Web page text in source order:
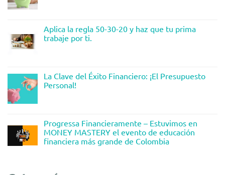
Aplica la regla 50-30-20 y haz que tu prima
trabaje por ti.
La Clave del Éxito Financiero: ¡El Presupuesto
Personal!
Progressa Financieramente – Estuvimos en
MONEY MASTERY el evento de educación
financiera más grande de Colombia